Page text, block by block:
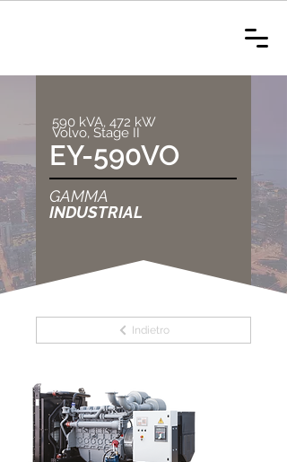
590 kVA, 472 kW
Volvo, Stage II
EY-590VO
GAMMA
INDUSTRIAL
Indietro